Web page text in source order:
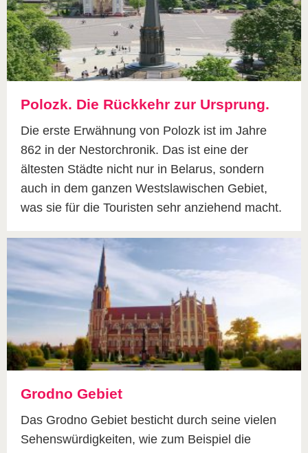
Polozk. Die Rückkehr zur Ursprung.
Die erste Erwähnung von Polozk ist im Jahre
862 in der Nestorchronik. Das ist eine der
ältesten Städte nicht nur in Belarus, sondern
auch in dem ganzen Westslawischen Gebiet,
was sie für die Touristen sehr anziehend macht.
Grodno Gebiet
Das Grodno Gebiet besticht durch seine vielen
Sehenswürdigkeiten, wie zum Beispiel die